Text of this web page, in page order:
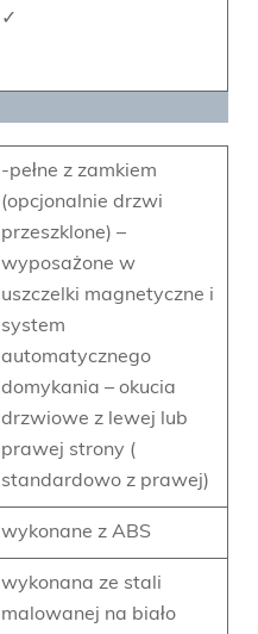
✓
-pełne z zamkiem
(opcjonalnie drzwi
przeszklone) –
wyposażone w
uszczelki magnetyczne i
system
automatycznego
domykania – okucia
drzwiowe z lewej lub
prawej strony (
standardowo z prawej)
wykonane z ABS
wykonana ze stali
malowanej na biało